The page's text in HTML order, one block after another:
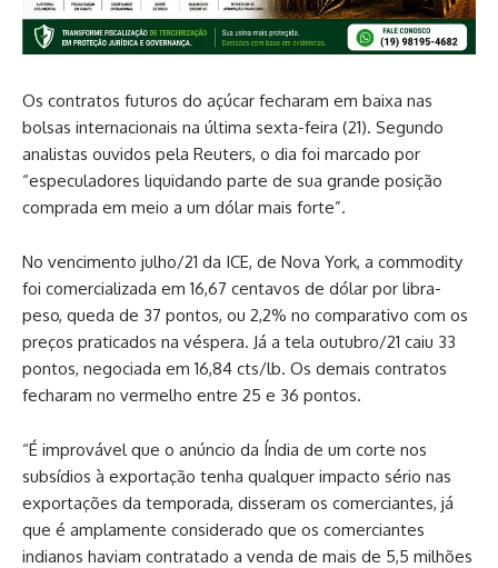
Os contratos futuros do açúcar fecharam em baixa nas
bolsas internacionais na última sexta-feira (21). Segundo
analistas ouvidos pela Reuters, o dia foi marcado por
“especuladores liquidando parte de sua grande posição
comprada em meio a um dólar mais forte”.
No vencimento julho/21 da ICE, de Nova York, a commodity
foi comercializada em 16,67 centavos de dólar por libra-
peso, queda de 37 pontos, ou 2,2% no comparativo com os
preços praticados na véspera. Já a tela outubro/21 caiu 33
pontos, negociada em 16,84 cts/lb. Os demais contratos
fecharam no vermelho entre 25 e 36 pontos.
“É improvável que o anúncio da Índia de um corte nos
subsídios à exportação tenha qualquer impacto sério nas
exportações da temporada, disseram os comerciantes, já
que é amplamente considerado que os comerciantes
indianos haviam contratado a venda de mais de 5,5 milhões